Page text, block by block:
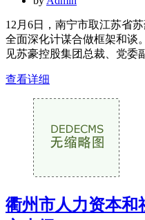
12月6日，南宁市取江苏省
全面深化计谋合做框架和谈
见苏豪控股集团总裁、党委
查看详细
衢州市人力资本和